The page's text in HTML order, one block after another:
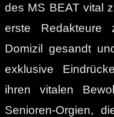
des MS BEAT vital
erste Redakteure
Domizil gesandt
exklusive
ihren vitalen
Senioren-Orgien,